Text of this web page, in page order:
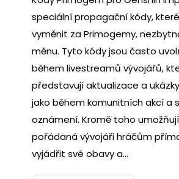
speciální propagační kódy,
vyměnit za Primogemy,
měnu. Tyto kódy jsou často
během livestreamů vývojářů,
představují aktualizace a
jako během komunitních akcí a
oznámení. Kromě toho
pořádaná vývojáři hráčům
vyjádřit své obavy a…